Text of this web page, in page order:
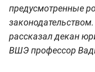
предусмотренные
рассказал декан
ВШЭ профессор